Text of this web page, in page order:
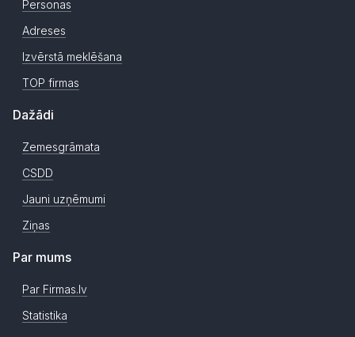
Personas
Adreses
Izvērstā meklēšana
TOP firmas
Dažādi
Zemesgrāmata
CSDD
Jauni uzņēmumi
Ziņas
Par mums
Par Firmas.lv
Statistika